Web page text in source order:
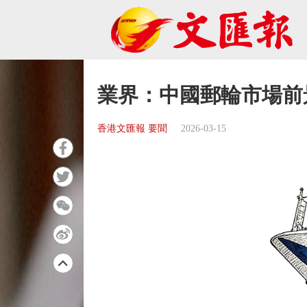
業界：中國郵輪市場
香港文匯報 要聞 2026-03-15